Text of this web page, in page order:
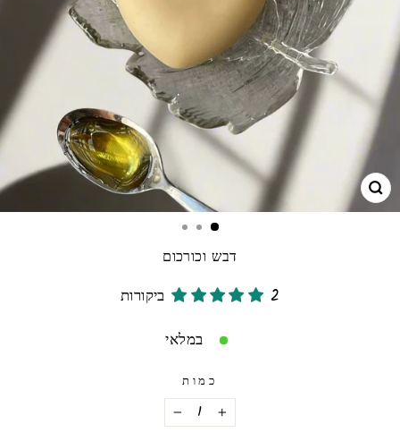
דבש וכורכום
2 ביקורות
במלאי
כמות
−
+